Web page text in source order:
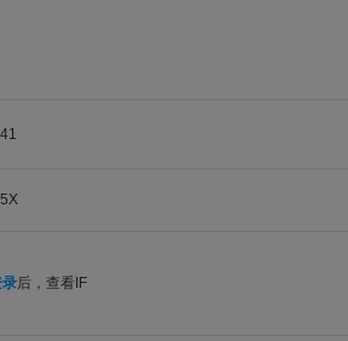
后，查看IF